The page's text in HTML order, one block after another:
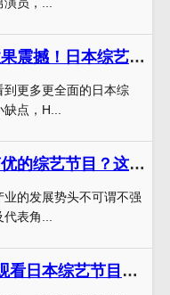
高清影院，效果震撼！日本综艺在哪看到用什么软件播放优缺点分析
到更多更全面的日本综
点，H...
找不到日本声优的综艺节目？这些网站能帮你
业的发展势头不可谓不强
表角...
精选5款如何观看日本综艺节目的软件下载，看得又快又清晰